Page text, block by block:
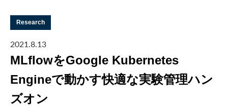
Research
2021.8.13
MLflowをGoogle Kubernetes
Engineで動かす快適な実験管理ハン
ズオン